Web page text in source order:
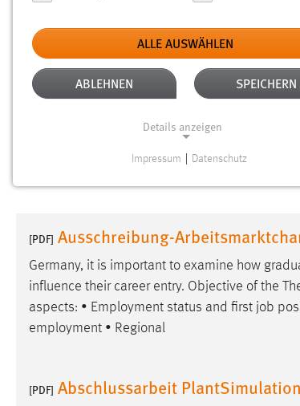
Aktive Filter: TYP: DATEIEN ALTER: 6
Gesucht nach "Jobs". Es wurden 6 Ergebnisse
[PDF] Ausschreibung-
Germany, it is important to examine how
influence their career entry. Objective of the
aspects: • Employment status and first job
employment • Regional
[PDF] Abschlussarbeit PlantSimulation
ALLE AUSWÄHLEN
ABLEHNEN SPEICHERN
Details anzeigen
Website erforderlich.
Einverständnis
Name: cookie_consent
Zweck:
Impressum Datenschutz